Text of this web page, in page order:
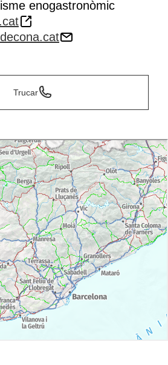
enogastronòmic
Trucar